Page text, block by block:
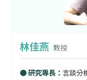
林佳燕 教授
● 研究專長： 言談分